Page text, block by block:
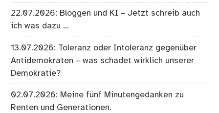
22.07.2026: Bloggen und KI – Jetzt schreib auch
ich was dazu …
13.07.2026: Toleranz oder Intoleranz gegenüber
Antidemokraten – was schadet wirklich unserer
Demokratie?
02.07.2026: Meine fünf Minutengedanken zu
Renten und Generationen.